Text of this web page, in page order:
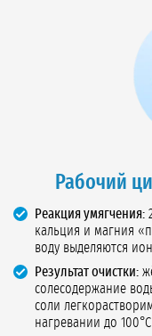
Рабочий
Реакция умягчения:
кальция и магния
воду выделяются
Результат очистки:
солесодержание
соли
нагревании до 100°C